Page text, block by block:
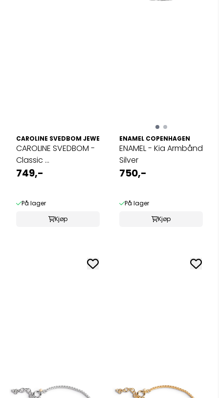
CAROLINE SVEDBOM JEWELRY
CAROLINE SVEDBOM -
Classic ...
749,-
På lager
Kjøp
ENAMEL COPENHAGEN
ENAMEL - Kia Armbånd
Silver
750,-
På lager
Kjøp